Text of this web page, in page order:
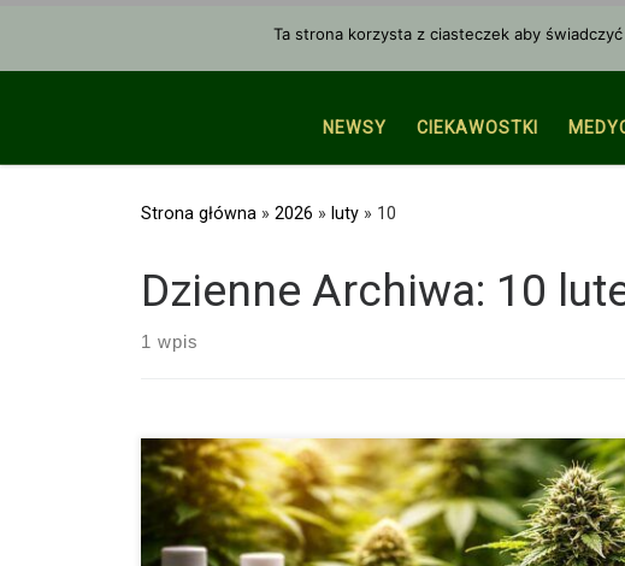
NEWSY CIEKAWOSTKI
Strona główna » 2026 » luty » 10
Dzienne Archiwa: 10
1 wpis
Ta strona korzysta z ciasteczek aby